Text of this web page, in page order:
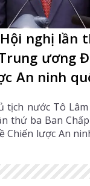
nghị lần
ương
An ninh
tịch nước Tô
thứ ba Ban
Chiến lược An